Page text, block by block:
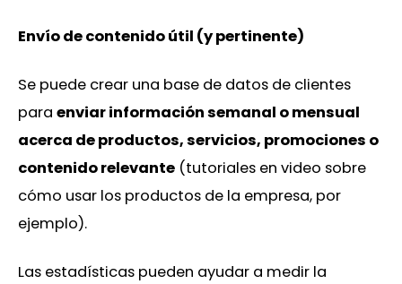
Envío de contenido útil (y pertinente)
Se puede crear una base de datos de clientes
para enviar información semanal o mensual
acerca de productos, servicios, promociones o
contenido relevante (tutoriales en video sobre
cómo usar los productos de la empresa, por
ejemplo).
Las estadísticas pueden ayudar a medir la